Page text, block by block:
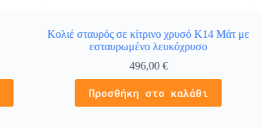
Κολιέ σταυρός σε κίτρινο χρυσό Κ14 Μάτ με
εσταυρωμένο λευκόχρυσο
496,00€
Προσθήκη στο καλάθι